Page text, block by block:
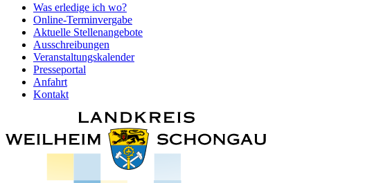
Was erledige ich wo?
Online-Terminvergabe
Aktuelle Stellenangebote
Ausschreibungen
Veranstaltungskalender
Presseportal
Anfahrt
Kontakt